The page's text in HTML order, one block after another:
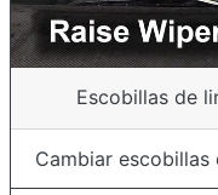
Escobillas de
Cambiar